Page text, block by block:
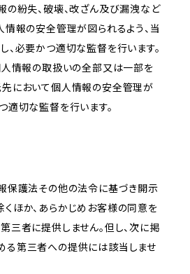
の紛失、破壊、改ざん及び漏洩など
情報の安全管理が図られるよう、当
、必要かつ適切な監督を行います。
人情報の取扱いの全部又は一部を
先において個人情報の安全管理が
適切な監督を行います。
保護法その他の法令に基づき開示
ほか、あらかじめお客様の同意を
三者に提供しません。但し、次に掲
る第三者への提供には該当しませ